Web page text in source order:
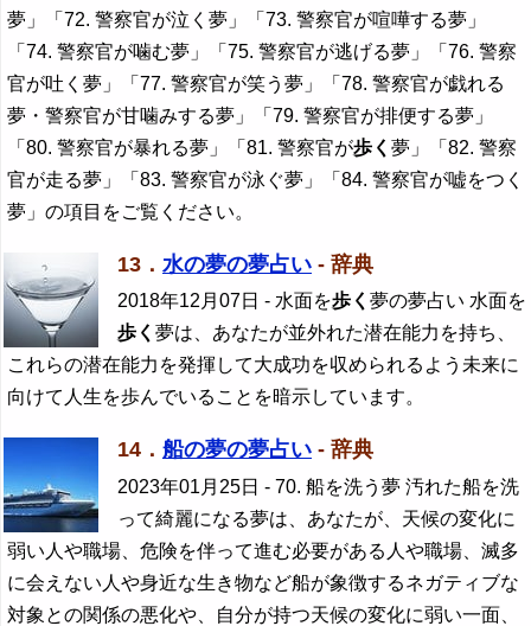
夢」「72. 警察官が泣く夢」「73. 警察官が喧嘩する夢」
「74. 警察官が噛む夢」「75. 警察官が逃げる夢」「76. 警察
官が吐く夢」「77. 警察官が笑う夢」「78. 警察官が戯れる
夢・警察官が甘噛みする夢」「79. 警察官が排便する夢」
「80. 警察官が暴れる夢」「81. 警察官が歩く夢」「82. 警察
官が走る夢」「83. 警察官が泳ぐ夢」「84. 警察官が嘘をつく
夢」の項目をご覧ください。
13． 水の夢の夢占い - 辞典
2018年12月07日 - 水面を歩く 夢の夢占い 水面を
歩く 夢は、あなたが並外れた潜在能力を持ち、
これらの潜在能力を発揮して大成功を収められるよう未来に
向けて人生を歩んでいることを暗示しています。
14． 船の夢の夢占い - 辞典
2023年01月25日 - 70. 船を洗う夢 汚れた船を洗
って綺麗になる夢は、あなたが、天候の変化に
弱い人や職場、危険を伴って進む必要がある人や職場、滅多
に会えない人や身近な生き物など船が象徴するネガティブな
対象との関係の悪化や、自分が持つ天候の変化に弱い一面、